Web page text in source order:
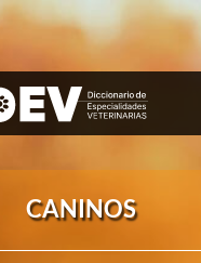
CANINOS